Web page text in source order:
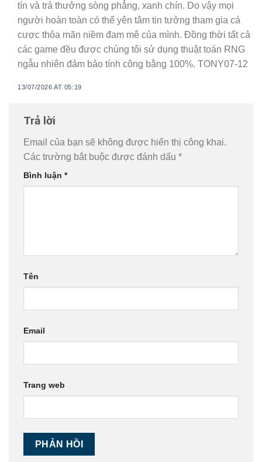
tín và trả thưởng sòng phẳng, xanh chín. Do vậy mọi
người hoàn toàn có thể yên tâm tin tưởng tham gia cá
cược thỏa mãn niềm đam mê của mình. Đồng thời tất cả
các game đều được chúng tôi sử dụng thuật toán RNG
ngẫu nhiên đảm bảo tính công bằng 100%. TONY07-12
13/07/2026 AT 05:19
Trả lời
Email của bạn sẽ không được hiển thị công khai.
Các trường bắt buộc được đánh dấu *
Bình luận *
Tên
Email
Trang web